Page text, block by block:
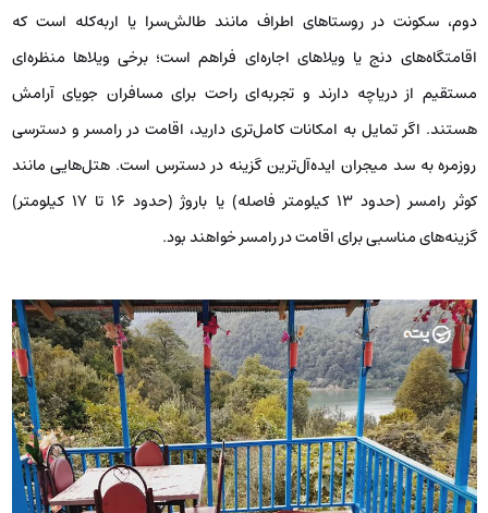
دوم، سکونت در روستاهای اطراف مانند طالش‌سرا یا اربه‌کله است که
اقامتگاه‌های دنج یا ویلاهای اجاره‌ای فراهم است؛ برخی ویلاها منظره‌ای
مستقیم از دریاچه دارند و تجربه‌ای راحت برای مسافران جویای آرامش
هستند. اگر تمایل به امکانات کامل‌تری دارید، اقامت در رامسر و دسترسی
روزمره به سد میجران ایده‌آل‌ترین گزینه در دسترس است. هتل‌هایی مانند
کوثر رامسر (حدود ۱۳ کیلومتر فاصله) یا باروژ (حدود ۱۶ تا ۱۷ کیلومتر)
گزینه‌های مناسبی برای اقامت در رامسر خواهند بود.